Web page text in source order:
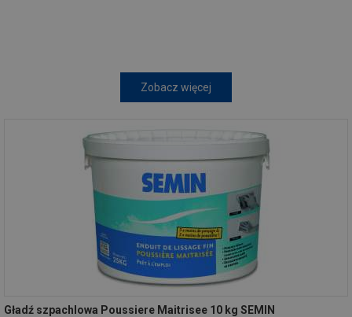
Zobacz więcej
Gładź szpachlowa Poussiere Maitrisee 10 kg SEMIN